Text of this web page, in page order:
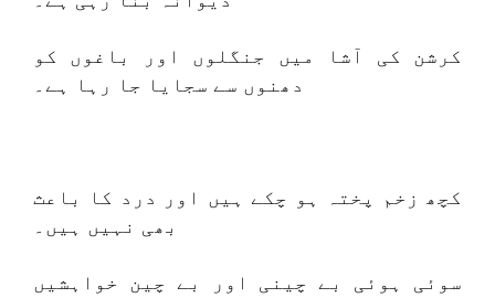
کرشن کی آشا میں جنگلوں اور باغوں کو
دھنوں سے سجایا جا رہا ہے۔
کچھ زخم پختہ ہو چکے ہیں اور درد کا باعث
بھی نہیں ہیں۔
سوئی ہوئی بے چینی اور بے چین خواہشیں